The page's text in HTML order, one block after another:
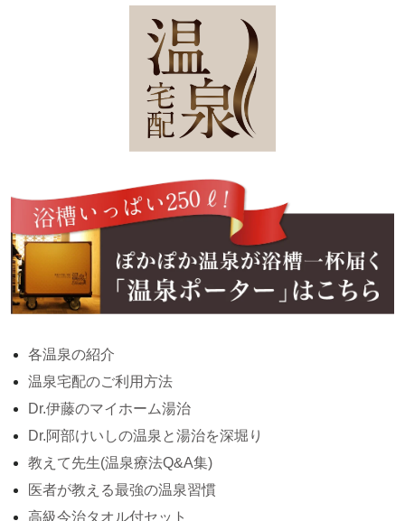
各温泉の紹介
温泉宅配のご利用方法
Dr.伊藤のマイホーム湯治
Dr.阿部けいしの温泉と湯治を深堀り
教えて先生(温泉療法Q&A集)
医者が教える最強の温泉習慣
高級今治タオル付セット